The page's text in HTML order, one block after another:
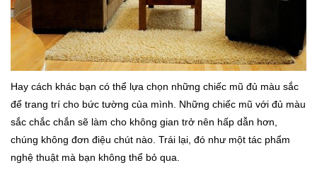
Hay cách khác bạn có thể lựa chọn những chiếc mũ đủ màu sắc
để trang trí cho bức tường của mình. Những chiếc mũ với đủ màu
sắc chắc chắn sẽ làm cho không gian trở nên hấp dẫn hơn,
chúng không đơn điệu chút nào. Trái lại, đó như một tác phẩm
nghệ thuật mà bạn không thể bỏ qua.